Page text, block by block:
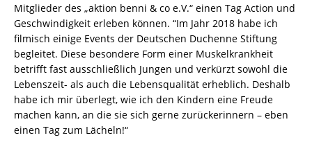
Mitglieder des „aktion benni & co e.V.“ einen Tag Action und
Geschwindigkeit erleben können. “Im Jahr 2018 habe ich
filmisch einige Events der Deutschen Duchenne Stiftung
begleitet. Diese besondere Form einer Muskelkrankheit
betrifft fast ausschließlich Jungen und verkürzt sowohl die
Lebenszeit- als auch die Lebensqualität erheblich. Deshalb
habe ich mir überlegt, wie ich den Kindern eine Freude
machen kann, an die sie sich gerne zurückerinnern – eben
einen Tag zum Lächeln!“